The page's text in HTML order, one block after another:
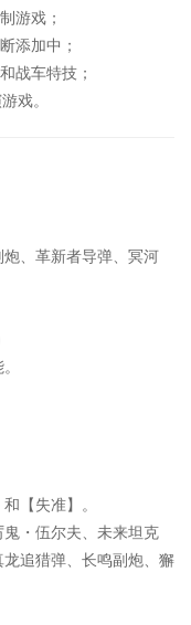
游戏；
添加中；
战车特技；
戏。
、革新者导弹、冥河
【失准】。
・伍尔夫、未来坦克
追猎弹、长鸣副炮、獬